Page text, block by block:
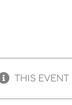
THIS EVENT